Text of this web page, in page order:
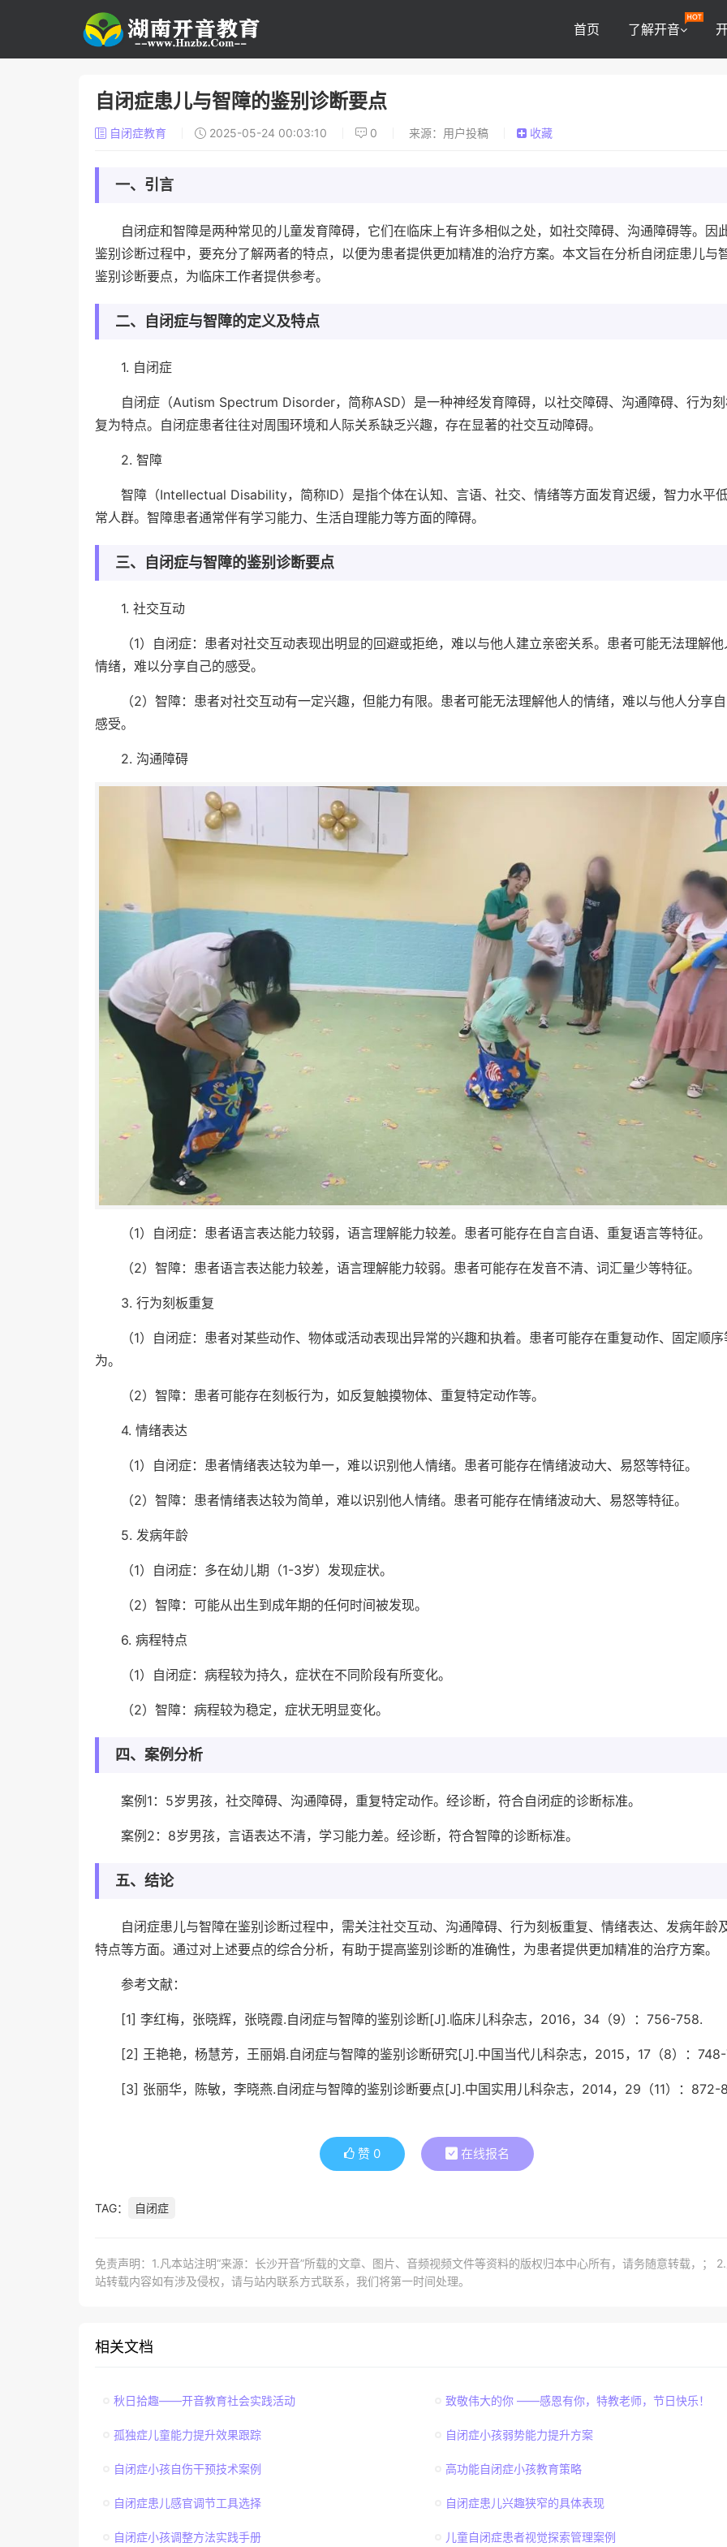
首页 了解开音
自闭症患儿与智障的鉴别诊断要点
自闭症教育 2025-05-24 00:03:10 0 来源：用户投稿 收藏
一、引言
自闭症和智障是两种常见的儿童发育障碍，它们在临床上有许多相似之处，如社交障碍、沟通障碍等。因
鉴别诊断过程中，要充分了解两者的特点，以便为患者提供更加精准的治疗方案。本文旨在分析自闭症患儿与
鉴别诊断要点，为临床工作者提供参考。
二、自闭症与智障的定义及特点
1. 自闭症
自闭症（Autism Spectrum Disorder，简称ASD）是一种神经发育障碍，以社交障碍、沟通障碍、行为
复为特点。自闭症患者往往对周围环境和人际关系缺乏兴趣，存在显著的社交互动障碍。
2. 智障
智障（Intellectual Disability，简称ID）是指个体在认知、言语、社交、情绪等方面发育迟缓，智力水平
常人群。智障患者通常伴有学习能力、生活自理能力等方面的障碍。
三、自闭症与智障的鉴别诊断要点
1. 社交互动
（1）自闭症：患者对社交互动表现出明显的回避或拒绝，难以与他人建立亲密关系。患者可能无法理解
情绪，难以分享自己的感受。
（2）智障：患者对社交互动有一定兴趣，但能力有限。患者可能无法理解他人的情绪，难以与他人分享
感受。
2. 沟通障碍
（1）自闭症：患者语言表达能力较弱，语言理解能力较差。患者可能存在自言自语、重复语言等特征。
（2）智障：患者语言表达能力较差，语言理解能力较弱。患者可能存在发音不清、词汇量少等特征。
3. 行为刻板重复
（1）自闭症：患者对某些动作、物体或活动表现出异常的兴趣和执着。患者可能存在重复动作、固定顺
为。
（2）智障：患者可能存在刻板行为，如反复触摸物体、重复特定动作等。
4. 情绪表达
（1）自闭症：患者情绪表达较为单一，难以识别他人情绪。患者可能存在情绪波动大、易怒等特征。
（2）智障：患者情绪表达较为简单，难以识别他人情绪。患者可能存在情绪波动大、易怒等特征。
5. 发病年龄
（1）自闭症：多在幼儿期（1-3岁）发现症状。
（2）智障：可能从出生到成年期的任何时间被发现。
6. 病程特点
（1）自闭症：病程较为持久，症状在不同阶段有所变化。
（2）智障：病程较为稳定，症状无明显变化。
四、案例分析
案例1：5岁男孩，社交障碍、沟通障碍，重复特定动作。经诊断，符合自闭症的诊断标准。
案例2：8岁男孩，言语表达不清，学习能力差。经诊断，符合智障的诊断标准。
五、结论
自闭症患儿与智障在鉴别诊断过程中，需关注社交互动、沟通障碍、行为刻板重复、情绪表达、发病年龄
特点等方面。通过对上述要点的综合分析，有助于提高鉴别诊断的准确性，为患者提供更加精准的治疗方案。
参考文献：
[1] 李红梅，张晓辉，张晓霞.自闭症与智障的鉴别诊断[J].临床儿科杂志，2016，34（9）：756-758.
[2] 王艳艳，杨慧芳，王丽娟.自闭症与智障的鉴别诊断研究[J].中国当代儿科杂志，2015，17（8）：
[3] 张丽华，陈敏，李晓燕.自闭症与智障的鉴别诊断要点[J].中国实用儿科杂志，2014，29（11）：872-
赞 0 在线报名
TAG： 自闭症
免责声明：1.凡本站注明“来源：长沙开音”所载的文章、图片、音频视频文件等资料的版权归本中心所有，请务随意转载，；
站转载内容如有涉及侵权，请与站内联系方式联系，我们将第一时间处理。
相关文档
秋日拾趣——开音教育社会实践活动 致敬伟大的你 ——感恩有你，特教老师，节日快乐！
孤独症儿童能力提升效果跟踪 自闭症小孩弱势能力提升方案
自闭症小孩自伤干预技术案例 高功能自闭症小孩教育策略
自闭症患儿感官调节工具选择 自闭症患儿兴趣狭窄的具体表现
自闭症小孩调整方法实践手册 儿童自闭症患者视觉探索管理案例